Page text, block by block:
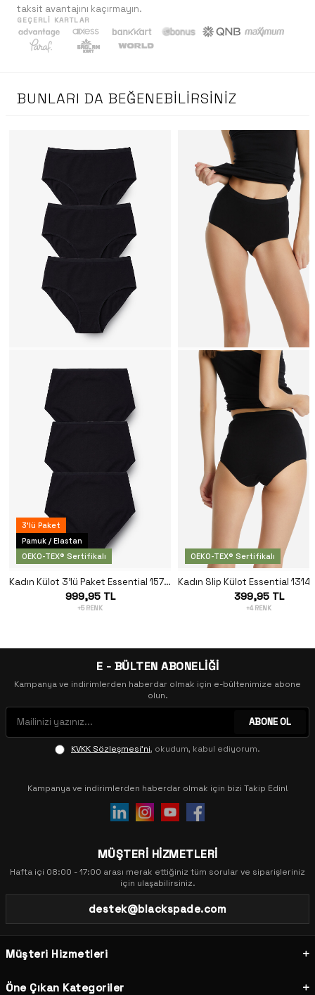
taksit avantajını kaçırmayın.
GEÇERLI KARTLAR
BUNLARI DA BEĞENEBILIRSINIZ
3'lü Paket
Pamuk / Elastan
OEKO-TEX® Sertifikalı
Kadın Külot 3'lü Paket Essential 1577 - Siyah
999,95 TL
+5 RENK
OEKO-TEX® Sertifikalı
399,95 TL
+4 RENK
E - BÜLTEN ABONELİĞİ
Kampanya ve indirimlerden haberdar olmak için e-bültenimize abone
olun.
ABONE OL
KVKK Sözleşmesi'ni, okudum, kabul ediyorum.
Kampanya ve indirimlerden haberdar olmak için bizi Takip Edin!
MÜŞTERİ HİZMETLERİ
Hafta içi 08:00 - 17:00 arası merak ettiğiniz tüm sorular ve siparişleriniz
için ulaşabilirsiniz.
destek@blackspade.com
Müşteri Hizmetleri
Öne Çıkan Kategoriler